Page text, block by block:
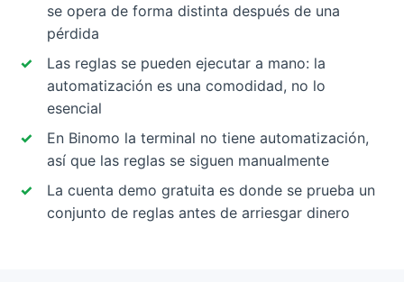
se opera de forma distinta después de una
pérdida
Las reglas se pueden ejecutar a mano: la
automatización es una comodidad, no lo
esencial
En Binomo la terminal no tiene automatización,
así que las reglas se siguen manualmente
La cuenta demo gratuita es donde se prueba un
conjunto de reglas antes de arriesgar dinero